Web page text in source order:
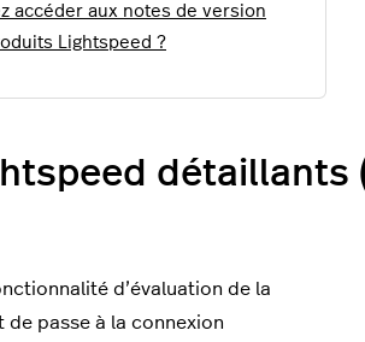
accéder aux notes de version
Lightspeed ?
détaillants
d’évaluation de la
de passe à la connexion